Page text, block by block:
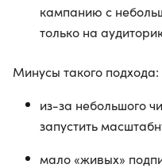
кампанию с
только на
Минусы такого подхода:
из-за небольшого
запустить
мало «живых»